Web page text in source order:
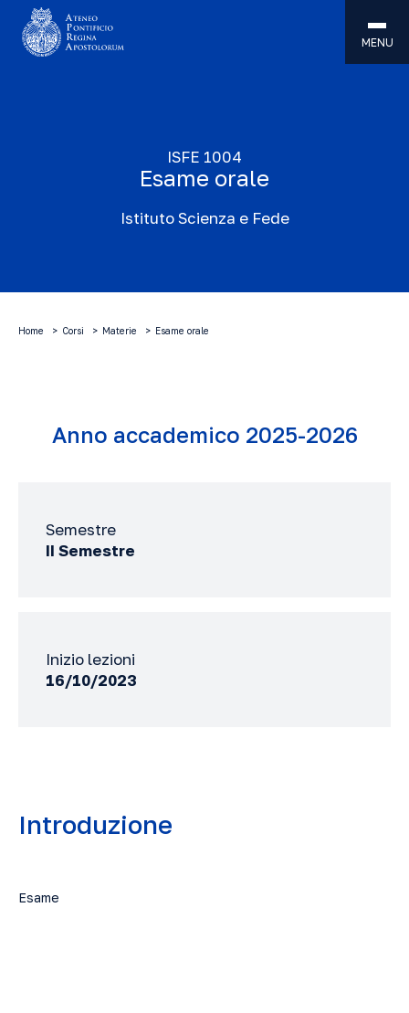
MENU
ISFE 1004
Esame orale
Istituto Scienza e Fede
Home Corsi Materie Esame orale
Anno accademico 2025-2026
Semestre
II Semestre
Inizio lezioni
16/10/2023
Introduzione
Esame